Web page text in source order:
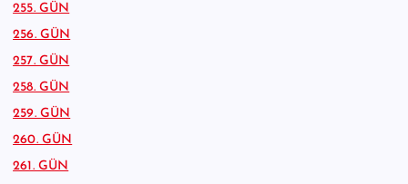
255. GÜN
256. GÜN
257. GÜN
258. GÜN
259. GÜN
260. GÜN
261. GÜN